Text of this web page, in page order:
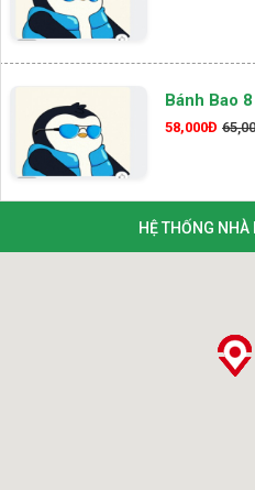
Bánh Bao
58,000Đ
HỆ THỐNG